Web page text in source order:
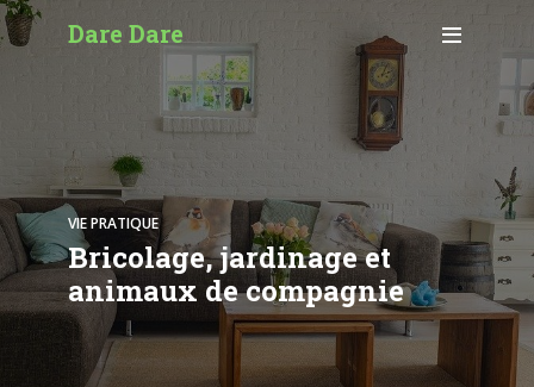
Dare Dare
VIE PRATIQUE
Bricolage, jardinage et
animaux de compagnie